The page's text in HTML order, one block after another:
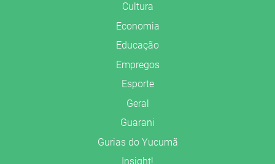
Cultura
Economia
Educação
Empregos
Esporte
Geral
Guarani
Gurias do Yucumã
Insight!